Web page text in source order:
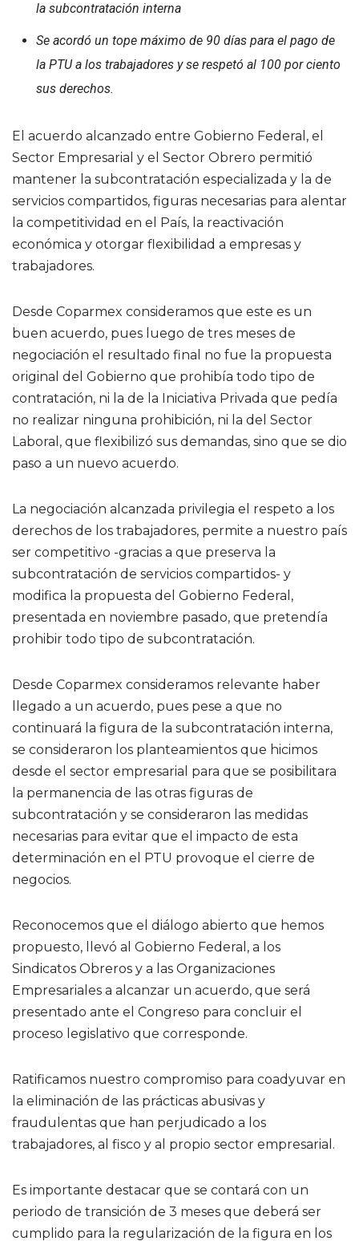
la subcontratación interna
Se acordó un tope máximo de 90 días para el pago de
la PTU a los trabajadores y se respetó al 100 por ciento
sus derechos.
El acuerdo alcanzado entre Gobierno Federal, el
Sector Empresarial y el Sector Obrero permitió
mantener la subcontratación especializada y la de
servicios compartidos, figuras necesarias para alentar
la competitividad en el País, la reactivación
económica y otorgar flexibilidad a empresas y
trabajadores.
Desde Coparmex consideramos que este es un
buen acuerdo, pues luego de tres meses de
negociación el resultado final no fue la propuesta
original del Gobierno que prohibía todo tipo de
contratación, ni la de la Iniciativa Privada que pedía
no realizar ninguna prohibición, ni la del Sector
Laboral, que flexibilizó sus demandas, sino que se dio
paso a un nuevo acuerdo.
La negociación alcanzada privilegia el respeto a los
derechos de los trabajadores, permite a nuestro país
ser competitivo -gracias a que preserva la
subcontratación de servicios compartidos- y
modifica la propuesta del Gobierno Federal,
presentada en noviembre pasado, que pretendía
prohibir todo tipo de subcontratación.
Desde Coparmex consideramos relevante haber
llegado a un acuerdo, pues pese a que no
continuará la figura de la subcontratación interna,
se consideraron los planteamientos que hicimos
desde el sector empresarial para que se posibilitara
la permanencia de las otras figuras de
subcontratación y se consideraron las medidas
necesarias para evitar que el impacto de esta
determinación en el PTU provoque el cierre de
negocios.
Reconocemos que el diálogo abierto que hemos
propuesto, llevó al Gobierno Federal, a los
Sindicatos Obreros y a las Organizaciones
Empresariales a alcanzar un acuerdo, que será
presentado ante el Congreso para concluir el
proceso legislativo que corresponde.
Ratificamos nuestro compromiso para coadyuvar en
la eliminación de las prácticas abusivas y
fraudulentas que han perjudicado a los
trabajadores, al fisco y al propio sector empresarial.
Es importante destacar que se contará con un
periodo de transición de 3 meses que deberá ser
cumplido para la regularización de la figura en los